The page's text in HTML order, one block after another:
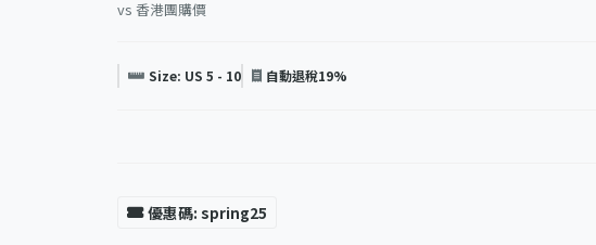
vs 香港團購價
Size: US 5 - 10 自動退稅19%
優惠碼: spring25